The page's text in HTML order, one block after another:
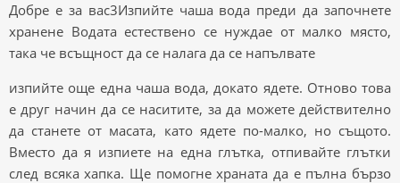
Добре е за вас3Изпийте чаша вода преди да започнете
хранене Водата естествено се нуждае от малко място,
така че всъщност да се налага да се напълвате
изпийте още една чаша вода, докато ядете. Отново това
е друг начин да се наситите, за да можете действително
да станете от масата, като ядете по-малко, но същото.
Вместо да я изпиете на една глътка, отпивайте глътки
след всяка хапка. Ще помогне храната да е пълна бързо